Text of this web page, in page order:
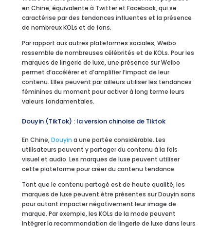
en Chine, équivalente à Twitter et Facebook, qui se
caractérise par des tendances influentes et la présence
de nombreux KOLs et de fans.
Par rapport aux autres plateformes sociales, Weibo
rassemble de nombreuses célébrités et de KOLs. Pour les
marques de lingerie de luxe, une présence sur Weibo
permet d’accélérer et d’amplifier l’impact de leur
contenu. Elles peuvent par ailleurs utiliser les tendances
féminines du moment pour activer à long terme leurs
valeurs fondamentales.
Douyin (TikTok) : la version chinoise de Tiktok
En Chine,Douyin a une portée considérable. Les
utilisateurs peuvent y partager du contenu à la fois
visuel et audio. Les marques de luxe peuvent utiliser
cette plateforme pour créer du contenu tendance.
Tant que le contenu partagé est de haute qualité, les
marques de luxe peuvent être présentes sur Douyin sans
pour autant impacter négativement leur image de
marque. Par exemple, les KOLs de la mode peuvent
intégrer la recommandation de lingerie de luxe dans leurs